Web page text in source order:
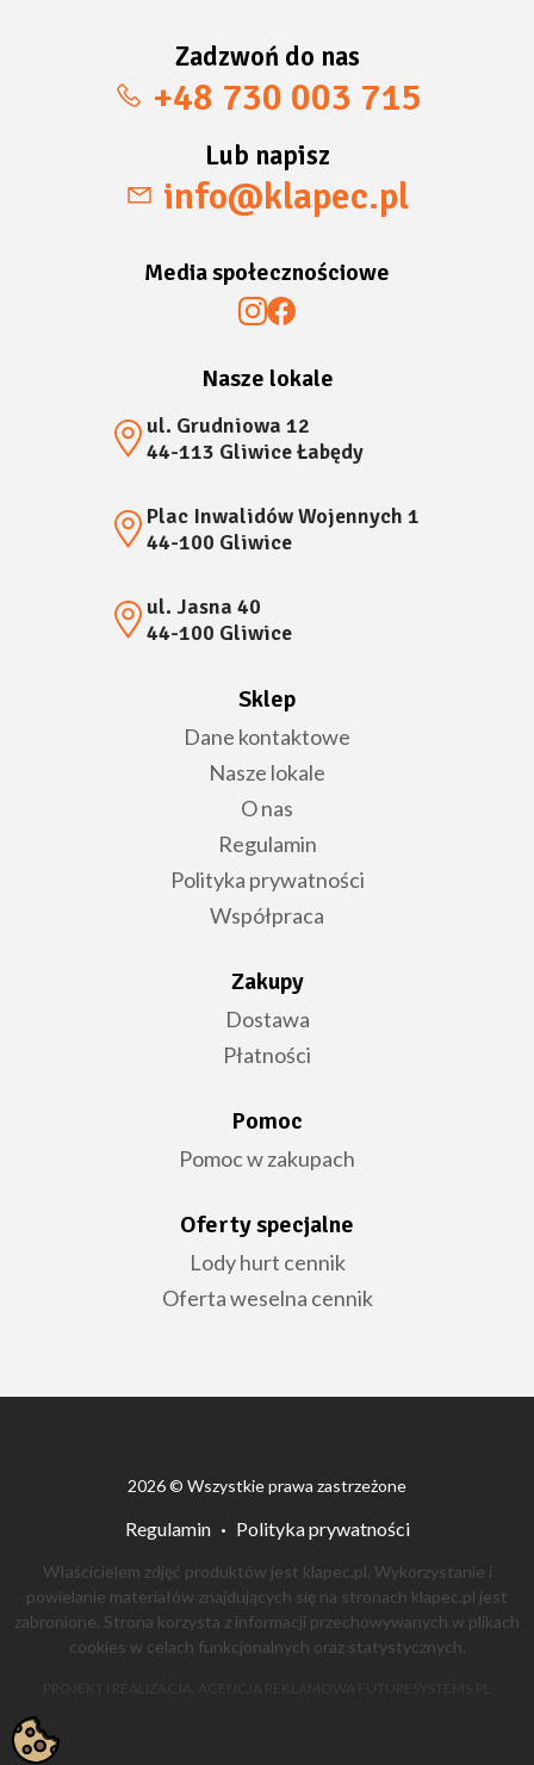
Zadzwoń do nas
+48 730 003 715
Lub napisz
info@klapec.pl
Media społecznościowe
Nasze lokale
ul. Grudniowa 12
44-113 Gliwice Łabędy
Plac Inwalidów Wojennych 1
44-100 Gliwice
ul. Jasna 40
44-100 Gliwice
Sklep
Dane kontaktowe
Nasze lokale
O nas
Regulamin
Polityka prywatności
Współpraca
Zakupy
Dostawa
Płatności
Pomoc
Pomoc w zakupach
Oferty specjalne
Lody hurt cennik
Oferta weselna cennik
2026 © Wszystkie prawa zastrzeżone
Regulamin Polityka prywatności
Właścicielem zdjęć produktów jest klapec.pl. Wykorzystanie i
powielanie materiałów znajdujących się na stronach klapec.pl jest
zabronione. Strona korzysta z informacji przechowywanych w plikach
cookies w celach funkcjonalnych oraz statystycznych.